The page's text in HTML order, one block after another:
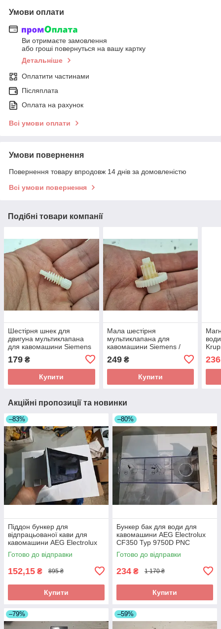
Умови оплати
Ви отримаєте замовлення
або гроші повернуться на вашу картку
Детальніше
Оплатити частинами
Післяплата
Оплата на рахунок
Всі умови оплати
Умови повернення
Повернення товару впродовж 14 днів за домовленістю
Всі умови повернення
Подібні товари компанії
Шестірня шнек для
двигуна мультиклапана
для кавомашини Siemens
/ Bosch б/у 240912 170914
0.185A 0.004 bar
179 ₴
Купити
Мала шестірня
мультиклапана для
кавомашини Siemens /
Bosch б/у 240912 170914
0.185A 0.004 bar
249₴
Купити
236
Акційні пропозиції та новинки
–83%
Піддон бункер для
відпрацьованої кави для
кавомашини AEG Electrolux
CF350 Typ 9750D PNC
950074018 б/у
Готово до відправки
152,15 ₴ 895 ₴
Купити
–80%
Бункер бак для води для
кавомашини AEG Electrolux
CF350 Typ 9750D PNC
950074018 б/у
Готово до відправки
234 ₴ 1 170 ₴
Купити
–79% –59%